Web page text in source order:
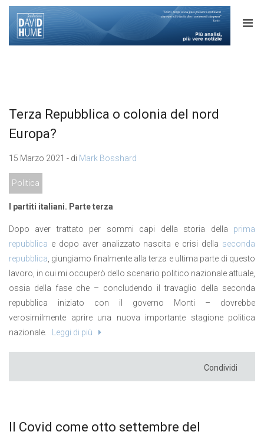
Terza Repubblica o colonia del nord
Europa?
15 Marzo 2021 - di Mark Bosshard
Politica
I partiti italiani. Parte terza
Dopo aver trattato per sommi capi della storia della prima
repubblica e dopo aver analizzato nascita e crisi della seconda
repubblica , giungiamo finalmente alla terza e ultima parte di questo
lavoro, in cui mi occuperò dello scenario politico nazionale attuale,
ossia della fase che – concludendo il travaglio della seconda
repubblica iniziato con il governo Monti – dovrebbe
verosimilmente aprire una nuova importante stagione politica
nazionale.
Leggi di più
Condividi
Il Covid come otto settembre del